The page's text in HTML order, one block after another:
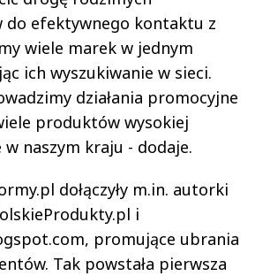
do efektywnego kontaktu z
wiele marek w jednym
ich wyszukiwanie w sieci.
działania promocyjne
produktów wysokiej
naszym kraju - dodaje.
dołączyły m.in. autorki
i
promujące ubrania
Tak powstała pierwsza